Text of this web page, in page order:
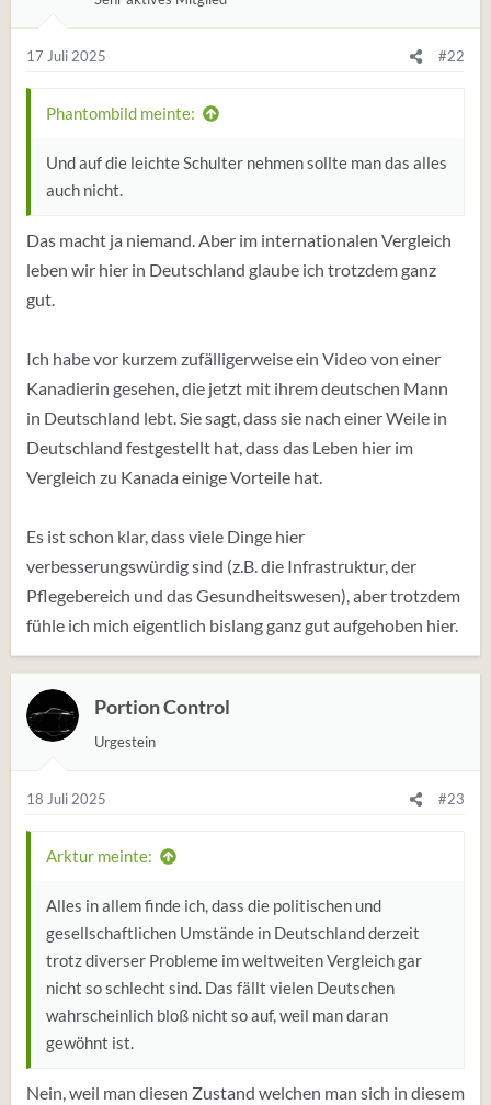
17 Juli 2025 #22
Phantombild meinte:
Und auf die leichte Schulter nehmen sollte man das alles
auch nicht.
Das macht ja niemand. Aber im internationalen Vergleich
leben wir hier in Deutschland glaube ich trotzdem ganz
gut.
Ich habe vor kurzem zufälligerweise ein Video von einer
Kanadierin gesehen, die jetzt mit ihrem deutschen Mann
in Deutschland lebt. Sie sagt, dass sie nach einer Weile in
Deutschland festgestellt hat, dass das Leben hier im
Vergleich zu Kanada einige Vorteile hat.
Es ist schon klar, dass viele Dinge hier
verbesserungswürdig sind (z.B. die Infrastruktur, der
Pflegebereich und das Gesundheitswesen), aber trotzdem
fühle ich mich eigentlich bislang ganz gut aufgehoben hier.
Portion Control
Urgestein
18 Juli 2025 #23
Arktur meinte:
Alles in allem finde ich, dass die politischen und
gesellschaftlichen Umstände in Deutschland derzeit
trotz diverser Probleme im weltweiten Vergleich gar
nicht so schlecht sind. Das fällt vielen Deutschen
wahrscheinlich bloß nicht so auf, weil man daran
gewöhnt ist.
Nein, weil man diesen Zustand welchen man sich in diesem